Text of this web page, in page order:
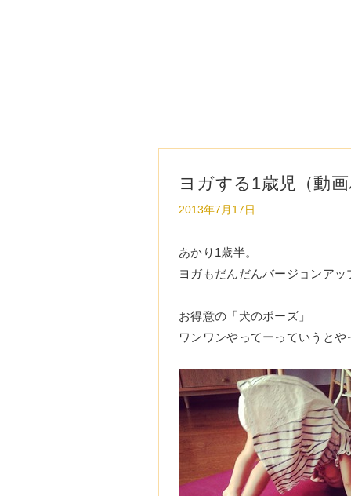
ヨガする1歳児（動
2013年7月17日
あかり1歳半。
ヨガもだんだんバージョンア
お得意の「犬のポーズ」
ワンワンやってーっていうとや